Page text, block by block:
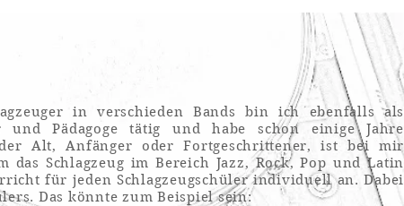
in verschieden Bands bin ich ebenfalls als
und Pädagoge tätig und habe schon einige Jahre
Alt, Anfänger oder Fortgeschrittener, ist bei mir
Schlagzeug im Bereich Jazz, Rock, Pop und Latin
für jeden Schlagzeugschüler individuell an. Dabei
Das könnte zum Beispiel sein: